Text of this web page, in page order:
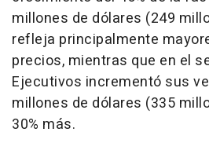
millones de dólares (249
refleja principalmente
precios, mientras que en el
Ejecutivos incrementó sus
millones de dólares (335
30% más.